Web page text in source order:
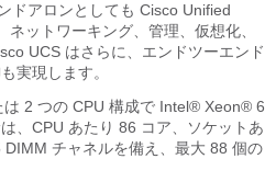
ドアロンとしても Cisco Unified
ットワーキング、管理、仮想化、
UCS はさらに、エンドツーエンド
実現します。
2 つの CPU 構成で Intel® Xeon® 6
、CPU あたり 86 コア、ソケットあ
チャネルを備え、最大 88 個の